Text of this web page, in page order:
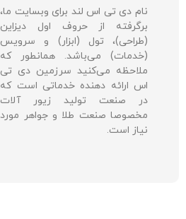
نام دی تی اس لند برای وبسایت ما،
برگرفته از حروف اول دیزاین
(طراحی)، تول (ابزار) و سرویس
(خدمات) می‌باشد. همانطور که
ملاحظه می‌کنید سرزمین دی تی
اس ارائه دهنده خدماتی است که
در صنعت تولید زیور آلات
مخصوصا صنعت طلا و جواهر مورد
نیاز است.